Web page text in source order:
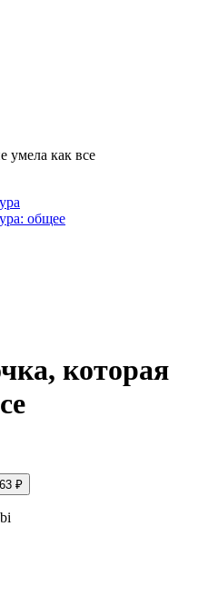
общее
которая
₽